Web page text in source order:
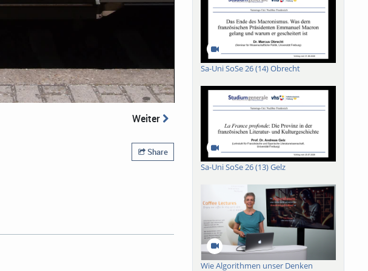
Weiter
Share
Sa-Uni SoSe 26 (14) Obrecht
Sa-Uni SoSe 26 (13) Gelz
Wie Algorithmen unser Denken